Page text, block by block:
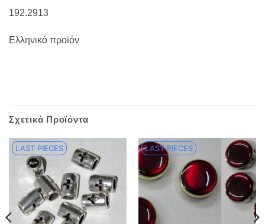
192.2913
Ελληνικό προϊόν
Σχετικά Προϊόντα
LAST PIECES LAST PIECES